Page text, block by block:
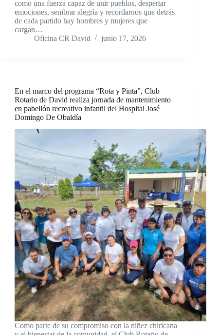
como una fuerza capaz de unir pueblos, despertar
emociones, sembrar alegría y recordarnos que detrás
de cada partido hay hombres y mujeres que
cargan…
Oficina CR David
junio 17, 2026
En el marco del programa “Rota y Pinta”, Club
Rotario de David realiza jornada de mantenimiento
en pabellón recreativo infantil del Hospital José
Domingo De Obaldía
Como parte de su compromiso con la niñez chiricana